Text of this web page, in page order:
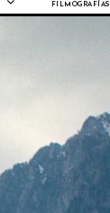
FILMOGRAFÍAS